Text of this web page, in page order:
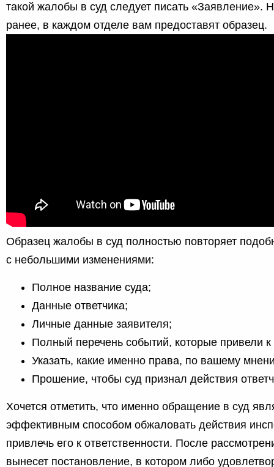
такой жалобы в суд следует писать «Заявление».
ранее, в каждом отделе вам предоставят образец.
Образец жалобы в суд полностью повторяет
с небольшими изменениями:
Полное название суда;
Данные ответчика;
Личные данные заявителя;
Полный перечень событий, которые привели к
Указать, какие именно права, по вашему
Прошение, чтобы суд признал действия
Хочется отметить, что именно обращение в суд
эффективным способом обжаловать действия
привлечь его к ответственности. После
вынесет постановление, в котором либо